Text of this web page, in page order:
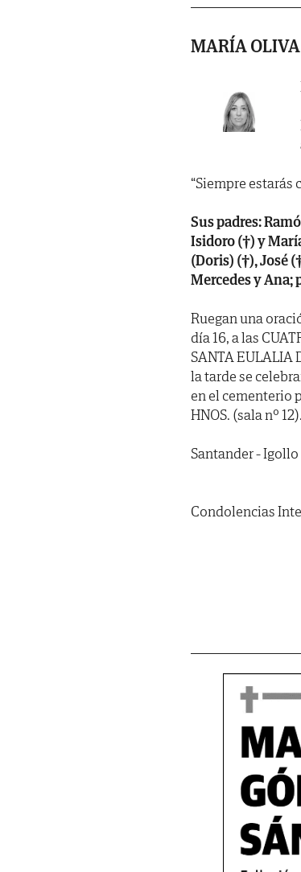
MARÍA
“Siempre estarás
Sus padres:
Isidoro (†) y
(Doris) (†), José
Mercedes y Ana;
Ruegan una
día 16, a las
SANTA EULALIA
la tarde se
en el cementerio
HNOS. (sala nº
Santander - Igollo
Condolencias